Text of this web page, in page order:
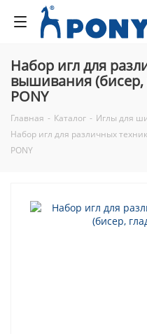
Набор игл для
вышивания (бисер,
PONY
Главная - Каталог - Иглы для
Набор игл для различных
PONY